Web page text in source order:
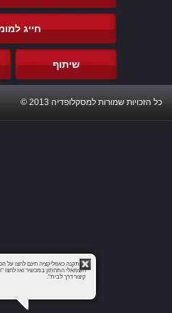
חייג
שיתוף
כל הזכויות שמורות למסקלופדיה 2013 ©
להתקנה כאפליקציה חינם לחצו על
השמאלי התחתון במכשיר ואז לחצו
קיצור דרך לבית".